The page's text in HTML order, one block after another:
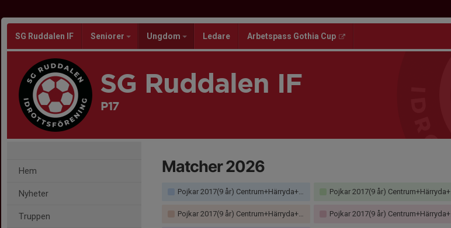
SG Ruddalen IF Seniorer Ungdom Ledare Arbetspass Gothia Cup
SG Ruddalen IF
P17
Hem
Nyheter
Truppen
Matcher 2026
Pojkar 2017(9 år) Centrum+Härryda+Mölndal+Väster Grupp A Höst Pojkar 2017(9 år) Centrum+Härryda+Mölndal+Väster Grupp A Höst
Pojkar 2017(9 år) Centrum+Härryda+Mölndal+Väster Grupp A Vår Pojkar 2017(9 år) Centrum+Härryda+Mölndal+Väster Grupp B Höst